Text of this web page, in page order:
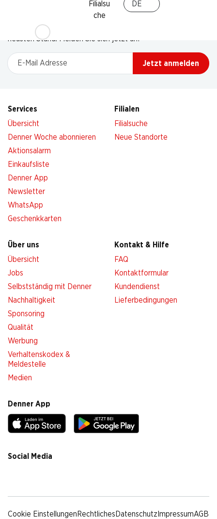
Filialsu
che
DE
Bleiben Sie mit dem Denner Newsletter immer auf dem
neusten Stand. Melden Sie sich jetzt an!
E-Mail Adresse
Jetzt anmelden
Services
Übersicht
Denner Woche abonnieren
Aktionsalarm
Einkaufsliste
Denner App
Newsletter
WhatsApp
Geschenkkarten
Filialen
Filialsuche
Neue Standorte
Über uns
Übersicht
Jobs
Selbstständig mit Denner
Nachhaltigkeit
Sponsoring
Qualität
Werbung
Verhaltenskodex &
Meldestelle
Medien
Kontakt & Hilfe
FAQ
Kontaktformular
Kundendienst
Lieferbedingungen
Denner App
Social Media
Cookie Einstellungen Rechtliches Datenschutz ImpressumAGB